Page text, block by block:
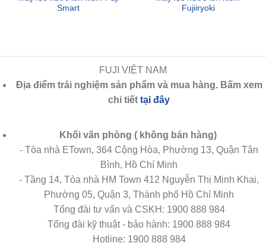
Smart
Fujiiryoki
FUJI VIỆT NAM
Địa điểm trải nghiệm sản phẩm và mua hàng. Bấm xem
chi tiếttại đây
Khối văn phòng ( không bán hàng)
- Tòa nhà ETown, 364 Cộng Hòa, Phường 13, Quận Tân
Bình, Hồ Chí Minh
- Tầng 14, Tòa nhà HM Town 412 Nguyễn Thị Minh Khai,
Phường 05, Quận 3, Thành phố Hồ Chí Minh
Tổng đài tư vấn và CSKH: 1900 888 984
Tổng đài kỹ thuật - bảo hành: 1900 888 984
Hotline: 1900 888 984